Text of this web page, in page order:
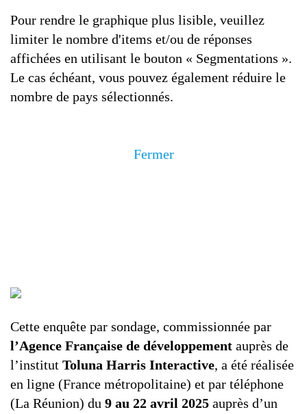
Pour rendre le graphique plus lisible, veuillez
limiter le nombre d'items et/ou de réponses
affichées en utilisant le bouton « Segmentations ».
Le cas échéant, vous pouvez également réduire le
nombre de pays sélectionnés.
Fermer
Cette enquête par sondage, commissionnée par
l’Agence Française de développement auprès de
l’institut Toluna Harris Interactive, a été réalisée
en ligne (France métropolitaine) et par téléphone
(La Réunion) du 9 au 22 avril 2025 auprès d’un